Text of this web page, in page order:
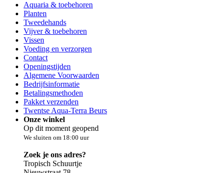
Aquaria & toebehoren
Planten
Tweedehands
Vijver & toebehoren
Vissen
Voeding en verzorgen
Contact
Openingstijden
Algemene Voorwaarden
Bedrijfsinformatie
Betalingsmethoden
Pakket verzenden
Twentse Aqua-Terra Beurs
Onze winkel
Op dit moment geopend
We sluiten om 18:00 uur
Zoek je ons adres?
Tropisch Schuurtje